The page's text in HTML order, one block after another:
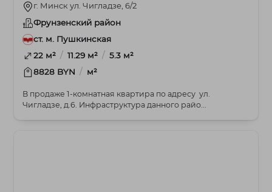
г. Минск ул. Чигладзе, 6/2
Фрунзенский район
ст. м. Пушкинская
22 м² / 11.29 м² / 5.3 м²
8828 BYN / м²
В продаже 1-комнатная квартира по адресу ул.
Чигладзе, д.6. Инфраструктура данного райо...